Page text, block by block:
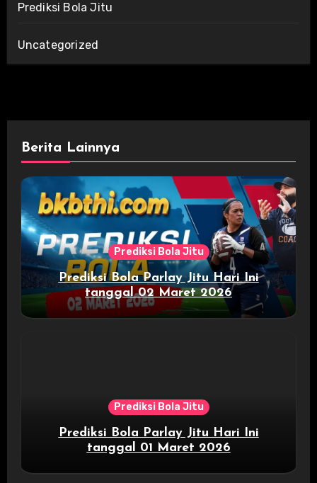
Prediksi Bola Jitu
Uncategorized
Berita Lainnya
Prediksi Bola Jitu
Prediksi Bola Parlay Jitu Hari Ini
tanggal 02 Maret 2026
Prediksi Bola Jitu
Prediksi Bola Parlay Jitu Hari Ini
tanggal 01 Maret 2026